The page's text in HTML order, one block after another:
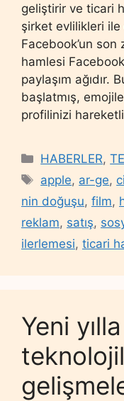
geliştirir ve ticari
şirket evlilikleri
Facebook’un
hamlesi
paylaşım ağıdır.
başlatmış,
profilinizi
Categories
HABERLER,
Tags
apple, ar-ge,
nin doğuşu, film,
reklam, satış,
ilerlemesi, ticari
Yeni